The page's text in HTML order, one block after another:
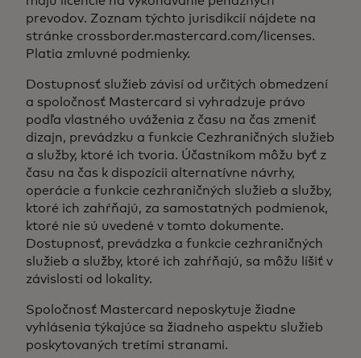
prevodov. Zoznam týchto jurisdikcií nájdete na
stránke crossborder.mastercard.com/licenses.
Platia zmluvné podmienky.
Dostupnosť služieb závisí od určitých obmedzení
a spoločnosť Mastercard si vyhradzuje právo
podľa vlastného uváženia z času na čas zmeniť
dizajn, prevádzku a funkcie Cezhraničných služieb
a služby, ktoré ich tvoria. Účastníkom môžu byť z
času na čas k dispozícii alternatívne návrhy,
operácie a funkcie cezhraničných služieb a služby,
ktoré ich zahŕňajú, za samostatných podmienok,
ktoré nie sú uvedené v tomto dokumente.
Dostupnosť, prevádzka a funkcie cezhraničných
služieb a služby, ktoré ich zahŕňajú, sa môžu líšiť v
závislosti od lokality.
Spoločnosť Mastercard neposkytuje žiadne
vyhlásenia týkajúce sa žiadneho aspektu služieb
poskytovaných tretími stranami.